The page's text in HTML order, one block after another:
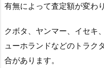
有無によって査定額が変わ
クボタ、ヤンマー、イセキ
ューホランドなどのトラク
合があります。